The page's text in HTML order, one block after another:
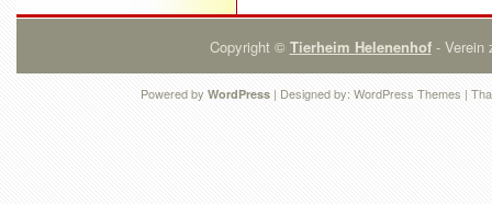
Copyright © Tierheim Helenenhof- Verein
Powered by WordPress | Designed by: WordPress Themes |